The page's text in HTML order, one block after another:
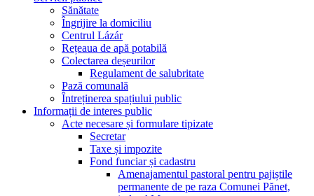
Sănătate
Îngrijire la domiciliu
Centrul Lázár
Rețeaua de apă potabilă
Colectarea deșeurilor
Regulament de salubritate
Pază comunală
Întreținerea spațiului public
Informații de interes public
Acte necesare și formulare tipizate
Secretar
Taxe și impozite
Fond funciar și cadastru
Amenajamentul pastoral pentru pajiștile
permanente de pe raza Comunei Pănet,